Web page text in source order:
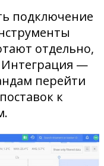
подключение
отдельно,
Интеграция —
перейти
к